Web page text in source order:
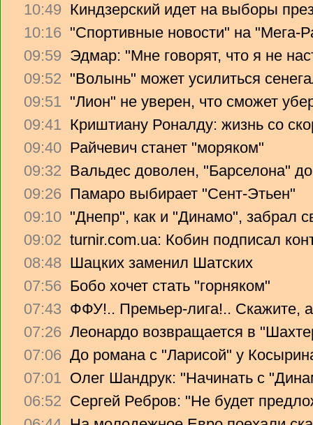
10:49 Киндзерский идет на выборы
10:16 "Спортивные новости" на "Мега-
09:59 Эдмар: "Мне говорят, что я не
09:52 "Волынь" может усилиться
09:51 "Лион" не уверен, что сможет
09:41 Криштиану Роналду: жизнь со
09:40 Райчевич станет "моряком"
09:32 Вальдес доволен, "Барселона"
09:26 Памаро выбирает "Сент-Этьен"
09:10 "Днепр", как и "Динамо", забрал
09:02 turnir.com.ua: Кобин подписал
08:48 Шацких заменил Шатских
07:56 Бобо хочет стать "горняком"
07:43 ФФУ!.. Премьер-лига!.. Скажите,
07:26 Леонардо возвращается в
07:06 До романа с "Ларисой" у
07:01 Олег Шандрук: "Начинать с
06:52 Сергей Ребров: "Не будет